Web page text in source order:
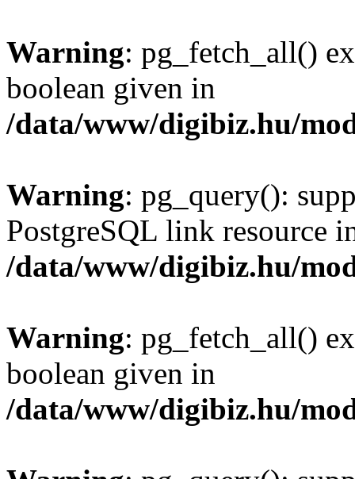
Warning: pg_fetch_all()
boolean given in
/data/www/digibiz.hu/
Warning: pg_query():
PostgreSQL link resource
/data/www/digibiz.hu/
Warning: pg_fetch_all()
boolean given in
/data/www/digibiz.hu/